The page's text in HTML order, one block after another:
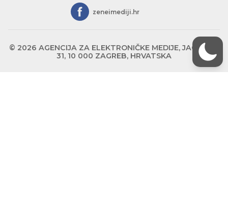
zeneimediji.hr
© 2026 AGENCIJA ZA ELEKTRONIČKE MEDIJE, JAGIĆEVA
31, 10 000 ZAGREB, HRVATSKA